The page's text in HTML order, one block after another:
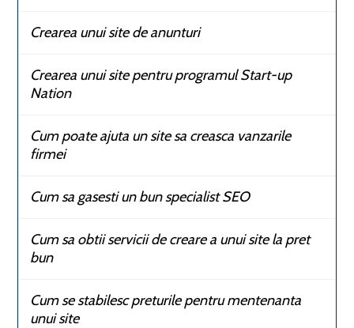
Crearea unui site de anunturi
Crearea unui site pentru programul Start-up
Nation
Cum poate ajuta un site sa creasca vanzarile
firmei
Cum sa gasesti un bun specialist SEO
Cum sa obtii servicii de creare a unui site la pret
bun
Cum se stabilesc preturile pentru mentenanta
unui site